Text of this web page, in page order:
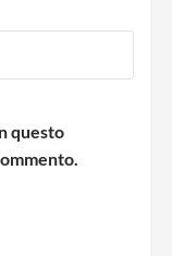
questo